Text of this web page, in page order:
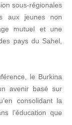
sous-régionales
aux jeunes non
mutuel et une
pays du Sahel,
le Burkina
avenir basé sur
consolidant la
l’éducation que